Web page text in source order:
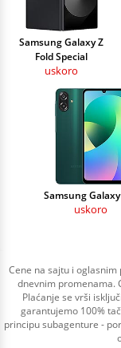
Samsung Galaxy Z
Fold Special
uskoro
Samsung Galaxy
uskoro
Cene na sajtu i
dnevnim promenama.
Plaćanje se vrši
garantujemo 100%
principu subagenture -